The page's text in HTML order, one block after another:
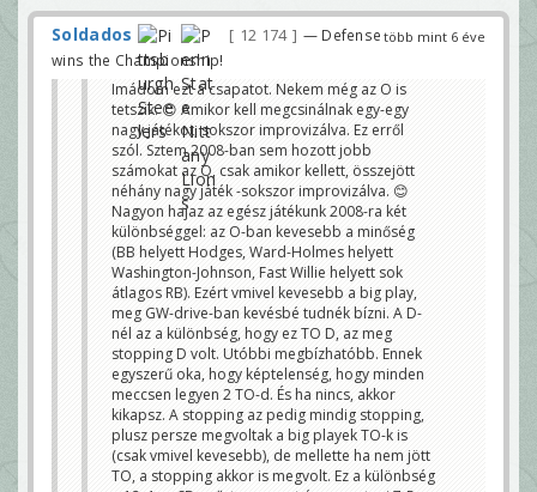
több mint 6 éve
Soldados 12 174
— Defense
wins the Championship!
Imádom ezt a csapatot. Nekem még az O is
tetszik. 😊 Amikor kell megcsinálnak egy-egy
nagy játékot, sokszor improvizálva. Ez erről
szól. Sztem 2008-ban sem hozott jobb
számokat az O, csak amikor kellett, összejött
néhány nagy játék -sokszor improvizálva. 😊
Nagyon hajaz az egész játékunk 2008-ra két
különbséggel: az O-ban kevesebb a minőség
(BB helyett Hodges, Ward-Holmes helyett
Washington-Johnson, Fast Willie helyett sok
átlagos RB). Ezért vmivel kevesebb a big play,
meg GW-drive-ban kevésbé tudnék bízni. A D-
nél az a különbség, hogy ez TO D, az meg
stopping D volt. Utóbbi megbízhatóbb. Ennek
egyszerű oka, hogy képtelenség, hogy minden
meccsen legyen 2 TO-d. És ha nincs, akkor
kikapsz. A stopping az pedig mindig stopping,
plusz persze megvoltak a big playek TO-k is
(csak vmivel kevesebb), de mellette ha nem jött
TO, a stopping akkor is megvolt. Ez a különbség